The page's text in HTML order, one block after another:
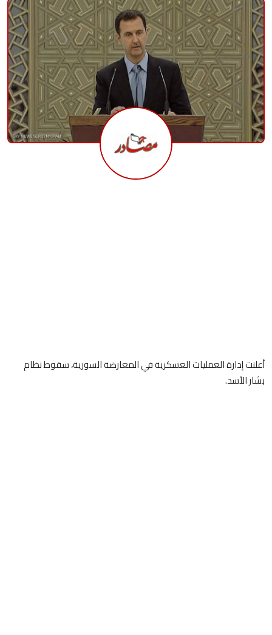
منوعات
حوادث وقضايا
عالمية
أعلنت إدارة العمليات العسكرية في المعارضة السورية، سقوط نظام
بشار الأسد.